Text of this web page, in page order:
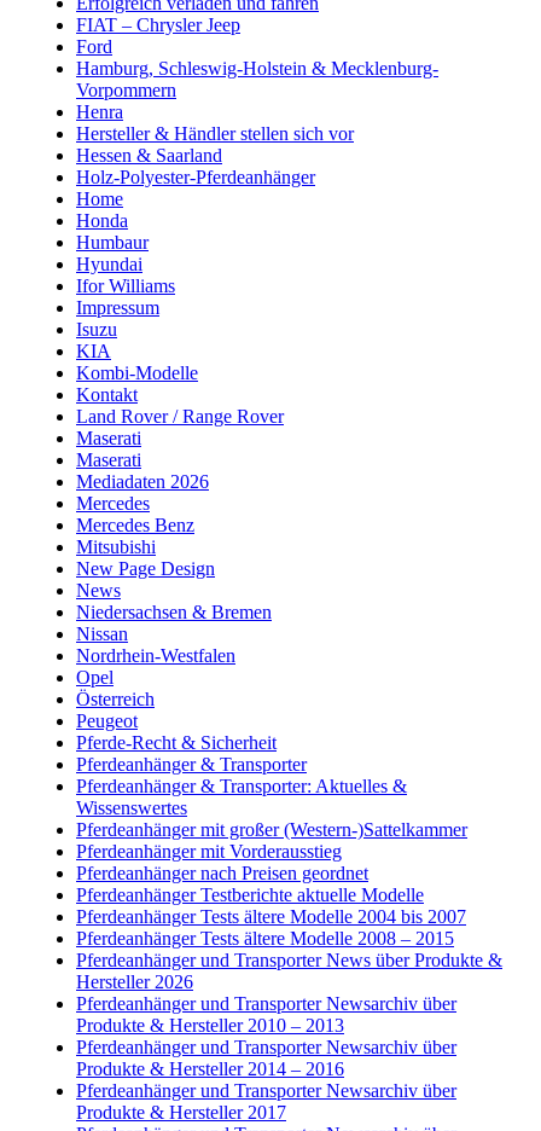
FIAT – Chrysler Jeep
Ford
Hamburg, Schleswig-Holstein & Mecklenburg-
Vorpommern
Henra
Hersteller & Händler stellen sich vor
Hessen & Saarland
Holz-Polyester-Pferdeanhänger
Home
Honda
Humbaur
Hyundai
Ifor Williams
Impressum
Isuzu
KIA
Kombi-Modelle
Kontakt
Land Rover / Range Rover
Maserati
Maserati
Mediadaten 2026
Mercedes
Mercedes Benz
Mitsubishi
New Page Design
News
Niedersachsen & Bremen
Nissan
Nordrhein-Westfalen
Opel
Österreich
Peugeot
Pferde-Recht & Sicherheit
Pferdeanhänger & Transporter
Pferdeanhänger & Transporter: Aktuelles &
Wissenswertes
Pferdeanhänger mit großer (Western-)Sattelkammer
Pferdeanhänger mit Vorderausstieg
Pferdeanhänger nach Preisen geordnet
Pferdeanhänger Testberichte aktuelle Modelle
Pferdeanhänger Tests ältere Modelle 2004 bis 2007
Pferdeanhänger Tests ältere Modelle 2008 – 2015
Pferdeanhänger und Transporter News über Produkte &
Hersteller 2026
Pferdeanhänger und Transporter Newsarchiv über
Produkte & Hersteller 2010 – 2013
Pferdeanhänger und Transporter Newsarchiv über
Produkte & Hersteller 2014 – 2016
Pferdeanhänger und Transporter Newsarchiv über
Produkte & Hersteller 2017